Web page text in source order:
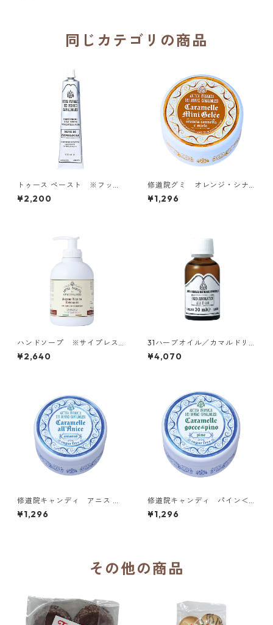
同じカテゴリの商品
トゥース ペースト ※フッ素
フリー／カマルドリ修道院
（イタリア）
¥2,200
修道院グミ オレンジ・シナ
モン＆ハニー／カマルドリ修
道院（イタリア）
¥1,296
ハンドソープ ※サイプレス
エキス配合／カマルドリ修道
院（イタリア）
¥2,640
31ハーブオイル／カマルドリ
修道院（イタリア）
¥4,070
修道院キャンディ アニス ※
シュガーフリー／カマルドリ
修道院（イタリア）
¥1,296
修道院キャンディ パイン＜
松＞ ※シュガーフリー／カマ
ルドリ修道院（イタリア）
¥1,296
その他の商品